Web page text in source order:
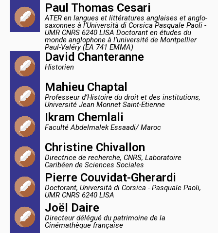
Paul Thomas Cesari
ATER en langues et littératures anglaises et anglo-
saxonnes à l’Università di Corsica Pasquale Paoli -
UMR CNRS 6240 LISA Doctorant en études du
monde anglophone à l’université de Montpellier
Paul-Valéry (EA 741 EMMA)
David Chanteranne
Historien
Mahieu Chaptal
Professeur d’Histoire du droit et des institutions,
Université Jean Monnet Saint-Etienne
Ikram Chemlali
Faculté Abdelmalek Essaadi/ Maroc
Christine Chivallon
Directrice de recherche, CNRS, Laboratoire
Caribéen de Sciences Sociales
Pierre Couvidat-Gherardi
Doctorant, Università di Corsica - Pasquale Paoli,
UMR CNRS 6240 LISA
Joël Daire
Directeur délégué du patrimoine de la
Cinémathèque française